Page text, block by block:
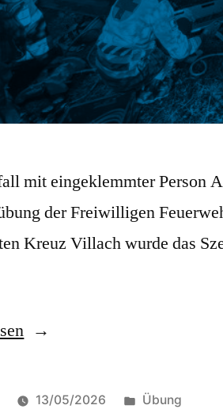
mit eingeklemmter Person
der Freiwilligen
Kreuz Villach wurde das
13/05/2026 Übung